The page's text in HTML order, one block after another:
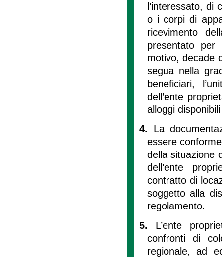
l’interessato,
o i corpi di
ricevimento
presentato per
motivo, decade
segua nella
beneficiari,
dell’ente
alloggi
4. La
essere
della situazione
dell’ente
contratto di
soggetto alla
regolamento.
5. L’ente
confronti di
regionale, ad